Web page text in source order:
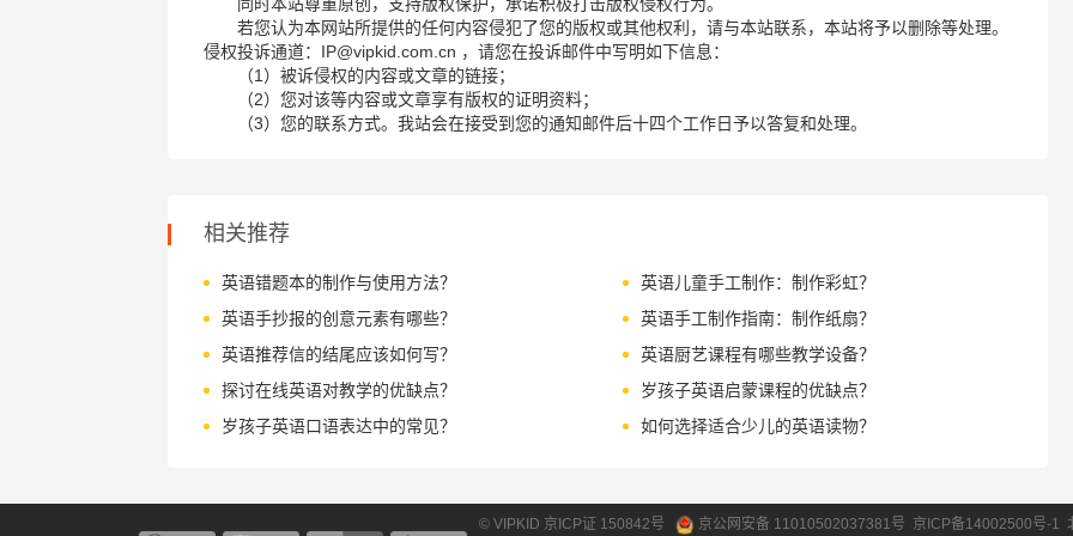
若您认为本网站所提供的任何内容侵犯了您的版权或其他权利，请与本站联系，本站将予以删除等处理。
侵权投诉通道：IP@vipkid.com.cn ，请您在投诉邮件中写明如下信息：
（1）被诉侵权的内容或文章的链接；
（2）您对该等内容或文章享有版权的证明资料；
（3）您的联系方式。我站会在接受到您的通知邮件后十四个工作日予以答复和处理。
相关推荐
英语错题本的制作与使用方法？
英语儿童手工制作：制作彩虹？
英语手抄报的创意元素有哪些？
英语手工制作指南：制作纸扇？
英语推荐信的结尾应该如何写？
英语厨艺课程有哪些教学设备？
探讨在线英语对教学的优缺点？
岁孩子英语启蒙课程的优缺点？
岁孩子英语口语表达中的常见？
如何选择适合少儿的英语读物？
© VIPKID 京ICP证 150842号 京公网安备 11010502037381号 京ICP备14002500号-1